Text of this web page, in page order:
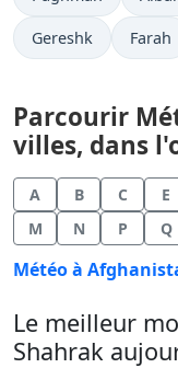
Gereshk Farah
Parcourir
villes, dans
A B C E
M
N P Q
Météo à
Le meilleur
Shahrak